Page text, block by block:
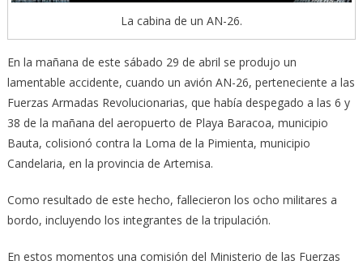
La cabina de un AN-26.
En la mañana de este sábado 29 de abril se produjo un
lamentable accidente, cuando un avión AN-26, perteneciente a las
Fuerzas Armadas Revolucionarias, que había despegado a las 6 y
38 de la mañana del aeropuerto de Playa Baracoa, municipio
Bauta, colisionó contra la Loma de la Pimienta, municipio
Candelaria, en la provincia de Artemisa.
Como resultado de este hecho, fallecieron los ocho militares a
bordo, incluyendo los integrantes de la tripulación.
En estos momentos una comisión del Ministerio de las Fuerzas